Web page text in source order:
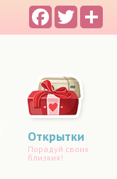
FacebookTwitter
Открытки
Порадуй своих
близких!